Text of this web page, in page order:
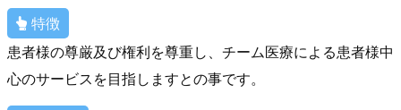
特徴
患者様の尊厳及び権利を尊重し、チーム医療による患者様中
心のサービスを目指しますとの事です。